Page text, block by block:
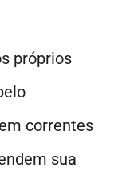
próprios
correntes
sua